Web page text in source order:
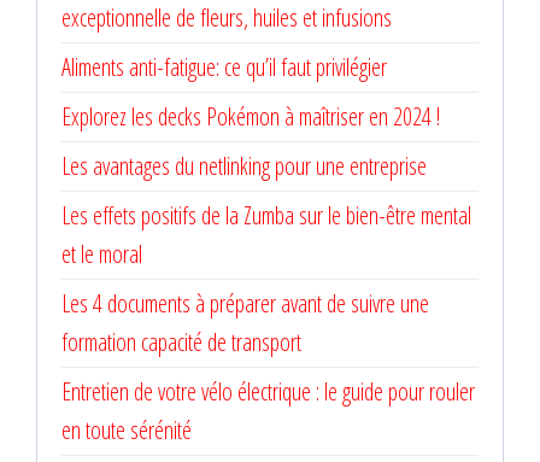
exceptionnelle de fleurs, huiles et infusions
Aliments anti-fatigue: ce qu’il faut privilégier
Explorez les decks Pokémon à maîtriser en 2024 !
Les avantages du netlinking pour une entreprise
Les effets positifs de la Zumba sur le bien-être mental
et le moral
Les 4 documents à préparer avant de suivre une
formation capacité de transport
Entretien de votre vélo électrique : le guide pour rouler
en toute sérénité